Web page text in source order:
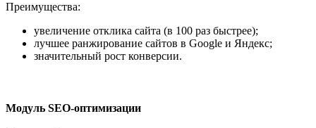
Преимущества:
увеличение отклика сайта (в 100 раз быстрее);
лучшее ранжирование сайтов в Google и Яндекс;
значительный рост конверсии.
Модуль SEO-оптимизации